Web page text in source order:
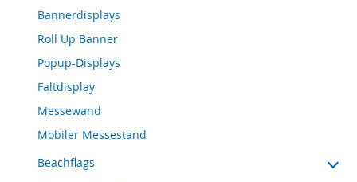
Bannerdisplays
Roll Up Banner
Popup-Displays
Faltdisplay
Messewand
Mobiler Messestand
Beachflags